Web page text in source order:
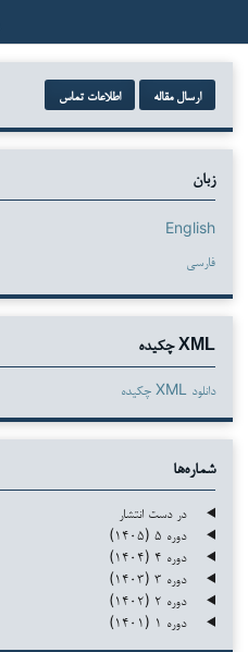
ارسال مقاله اطلاعات تماس
زبان
English
فارسی
XML چکیده
دانلود XML چکیده
شماره‌ها
در دست انتشار
دوره ۵ (۱۴۰۵)
دوره ۴ (۱۴۰۴)
دوره ۳ (۱۴۰۳)
دوره ۲ (۱۴۰۲)
دوره ۱ (۱۴۰۱)